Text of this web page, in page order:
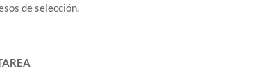
de selección.